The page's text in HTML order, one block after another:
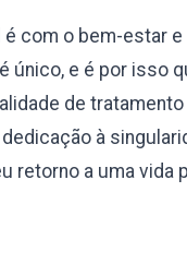
com o bem-estar
único, e é por isso
de
à
retorno a uma vida